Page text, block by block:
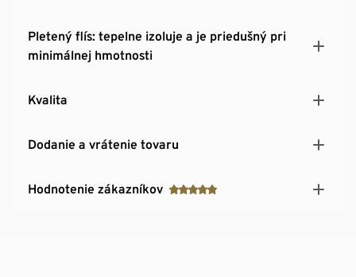
Pletený flís: tepelne izoluje a je priedušný pri
minimálnej hmotnosti
Kvalita
Dodanie a vrátenie tovaru
Hodnotenie zákazníkov